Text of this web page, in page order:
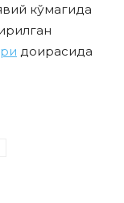
кўмагида
доирасида